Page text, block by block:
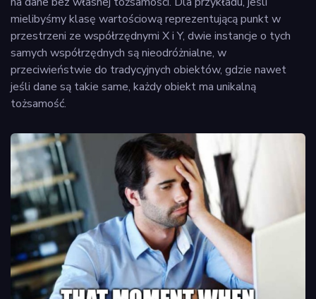
mielibyśmy klasę wartościową reprezentującą punkt w
przestrzeni ze współrzędnymi X i Y, dwie instancje o tych
samych współrzędnych są nieodróżnialne, w
przeciwieństwie do tradycyjnych obiektów, gdzie nawet
jeśli dane są takie same, każdy obiekt ma unikalną
tożsamość.